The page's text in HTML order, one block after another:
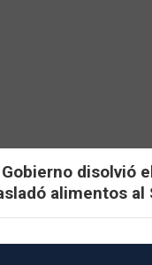
Gobierno disolvió
alimentos al